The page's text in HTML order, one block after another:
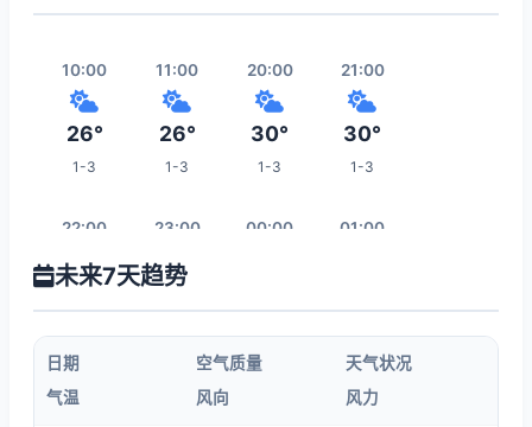
10:00
26°
1-3
11:00
26°
1-3
20:00
30°
1-3
21:00
30°
1-3
22:00
30°
23:00
28°
00:00 01:00
02:00 03:00 05:00
未来7天趋势
日期 空气质量
天气状况
气温
风向 风力